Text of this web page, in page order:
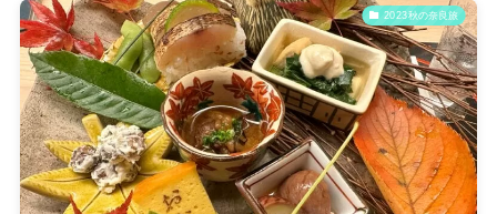
2023秋の奈良旅